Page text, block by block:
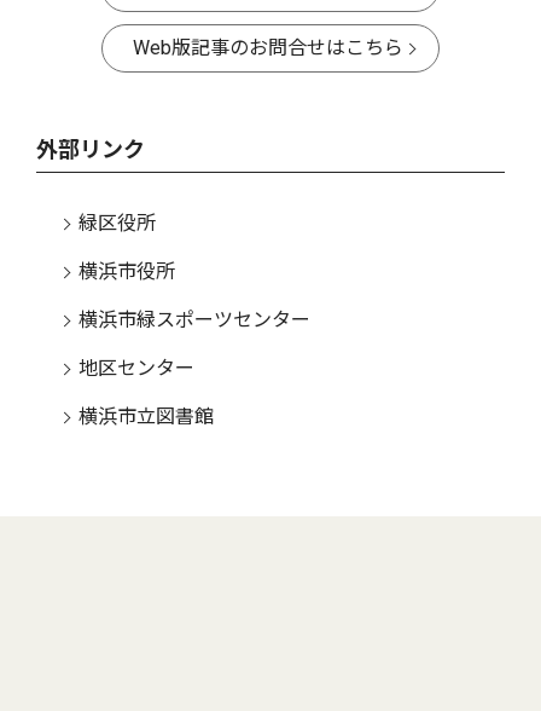
Web版記事のお問合せはこちら
外部リンク
緑区役所
横浜市役所
横浜市緑スポーツセンター
地区センター
横浜市立図書館